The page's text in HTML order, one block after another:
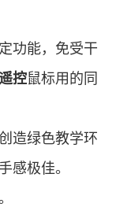
功能，免受干
控鼠标用的同
造绿色教学环
感极佳。